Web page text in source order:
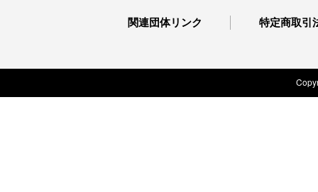
関連団体リンク 特定商取引